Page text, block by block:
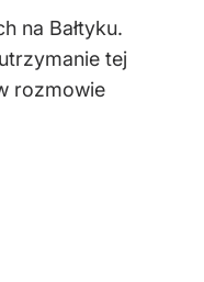
na Bałtyku.
tej
rozmowie